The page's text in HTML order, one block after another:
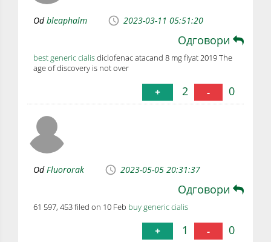
Odbleaphalm 2023-03-11 05:51:20
Одговори
best generic cialisdiclofenac atacand 8 mg fiyat 2019 The
age of discovery is not over
+ 2 - 0
OdFluororak 2023-05-05 20:31:37
Одговори
61 597, 453 filed on 10 Feb buy generic cialis
+ 1 - 0